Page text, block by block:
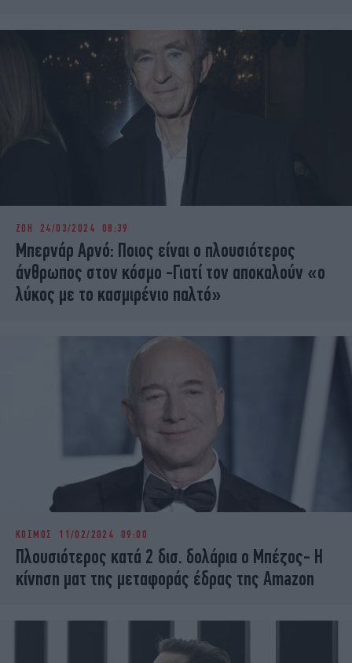
ΖΩΗ 24/03/2024 08:39
Μπερνάρ Αρνό: Ποιος είναι ο πλουσιότερος
άνθρωπος στον κόσμο -Γιατί τον αποκαλούν «ο
λύκος με το κασμιρένιο παλτό»
ΚΟΣΜΟΣ 11/02/2024 09:00
Πλουσιότερος κατά 2 δισ. δολάρια ο Μπέζος- Η
κίνηση ματ της μεταφοράς έδρας της Amazon